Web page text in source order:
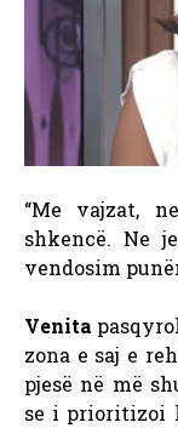
“Me vajzat,
shkencë. Ne
vendosim
Venita
zona e saj e
pjesë në më
se i prioritizoi